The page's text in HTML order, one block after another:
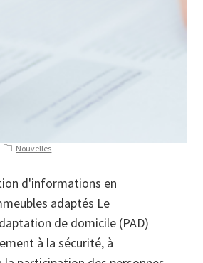
Nouvelles
d'informations en
adaptés Le
de domicile (PAD)
à la sécurité, à